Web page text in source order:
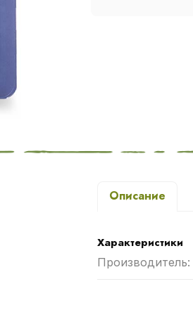
Описание
Характеристики
Производитель: